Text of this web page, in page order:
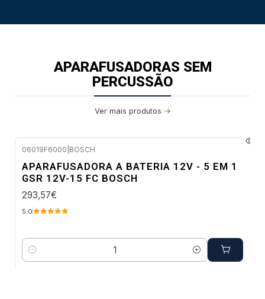
APARAFUSADORAS SEM
PERCUSSÃO
Ver mais produtos
06019F6000 BOSCH
APARAFUSADORA A BATERIA 12V - 5 EM 1
GSR 12V-15 FC BOSCH
293,57€
5.0
Quantidade